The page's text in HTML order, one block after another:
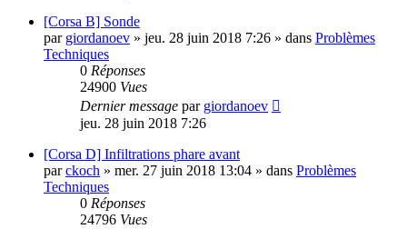
[Corsa B] Sonde
par giordanoev » jeu. 28 juin 2018 7:26 » dans Problèmes
Techniques
0 Réponses
24900 Vues
Dernier message par giordanoev
jeu. 28 juin 2018 7:26
[Corsa D] Infiltrations phare avant
parckoch » mer. 27 juin 2018 13:04 » dans Problèmes
Techniques
0 Réponses
24796 Vues